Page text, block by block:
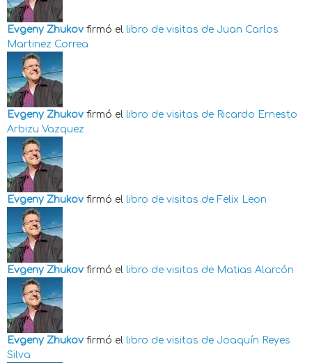
Evgeny Zhukov firmó el libro de visitas de Juan Carlos
Martinez Correa
Evgeny Zhukov firmó el libro de visitas de Ricardo Ernesto
Arbizu Vazquez
Evgeny Zhukov firmó el libro de visitas de Felix Leon
Evgeny Zhukov firmó el libro de visitas de Matias Alarcón
Evgeny Zhukov firmó el libro de visitas de Joaquín Reyes
Silva